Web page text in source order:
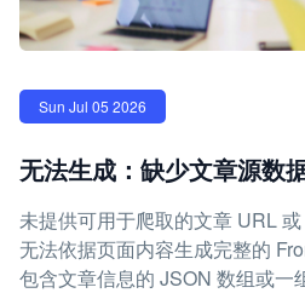
Sun Jul 05 2026
无法生成：缺少文章源数
未提供可用于爬取的文章 URL
无法依据页面内容生成完整的
包含文章信息的 JSON 数组或一